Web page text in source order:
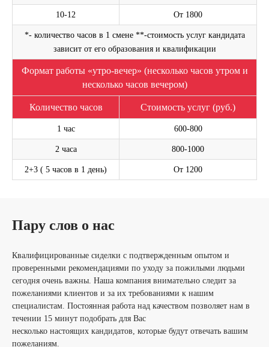
10-12 От 1800
*- количество часов в 1 смене **-стоимость услуг кандидата
зависит от его образования и квалификации
Формат работы «утро-вечер» (несколько часов утром и
несколько часов вечером)
Количество часов Стоимость услуг (руб.)
1 час 600-800
2 часа 800-1000
2+3 ( 5 часов в 1 день) От 1200
Пару слов о нас
Квалифицированные сиделки с подтвержденным опытом и
проверенными рекомендациями по уходу за пожилыми людьми
сегодня очень важны. Наша компания внимательно следит за
пожеланиями клиентов и за их требованиями к нашим
специалистам. Постоянная работа над качеством позволяет нам в
течении 15 минут подобрать для Вас
несколько настоящих кандидатов, которые будут отвечать вашим
пожеланиям.
Оставьте свой номер телефона. Наш менеджер
свяжется с Вами и проконсультирует по услуге
данныхиПолитикой конфиденциальности